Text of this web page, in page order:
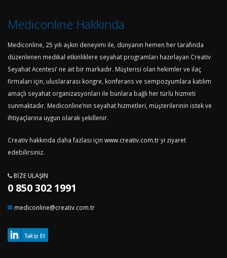
Mediconline Hakkında
Mediconline, 25 yılı aşkın deneyimi ile, dünyanın hemen her tarafında
düzenlenen medikal etkinliklere seyahat programları hazırlayan Creativ
Seyahat Acentesi’ ne ait bir markadır. Müşterisi olan hekimler ve ilaç
firmaları için, uluslararası kongre, konferans ve sempozyumlara katılım
amaçlı seyahat organizasyonları ile bunlara bağlı her türlü hizmeti
sunmaktadır. Mediconline’nın seyahat hizmetleri, müşterilerinin istek ve
ihtiyaçlarına uygun olarak şekillenir.
Creativ hakkında daha fazlası için www.creativ.com.tryi ziyaret
edebilirsiniz.
BIZE ULAŞIN
0 850 302 1991
mediconline@creativ.com.tr